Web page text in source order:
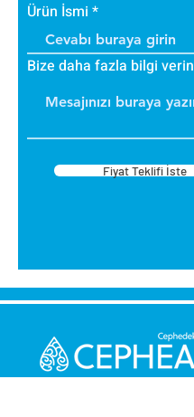
Ürün İsmi
Bize daha fazla bilgi verin
Fiyat Teklifi İste